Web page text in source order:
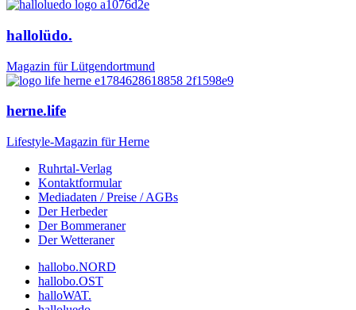
hallolüdo.
Magazin für Lütgendortmund
herne.life
Lifestyle-Magazin für Herne
Ruhrtal-Verlag
Kontaktformular
Mediadaten / Preise / AGBs
Der Herbeder
Der Bommeraner
Der Wetteraner
hallobo.NORD
hallobo.OST
halloWAT.